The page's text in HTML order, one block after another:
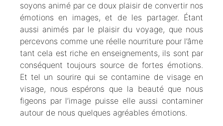
soyons animé par ce doux plaisir de convertir nos
émotions en images, et de les partager. Étant
aussi animés par le plaisir du voyage, que nous
percevons comme une réelle nourriture pour l’âme
tant cela est riche en enseignements, ils sont par
conséquent toujours source de fortes émotions.
Et tel un sourire qui se contamine de visage en
visage, nous espérons que la beauté que nous
figeons par l’image puisse elle aussi contaminer
autour de nous quelques agréables émotions.